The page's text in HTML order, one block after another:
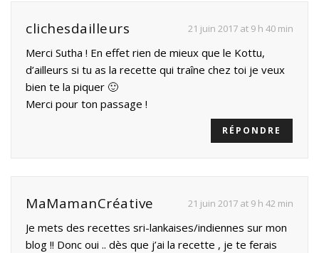
clichesdailleurs 21 juin 2017 at 9 h 40 min
Merci Sutha ! En effet rien de mieux que le Kottu,
d’ailleurs si tu as la recette qui traîne chez toi je veux
bien te la piquer 🙂
Merci pour ton passage !
RÉPONDRE
MaMamanCréative 21 juin 2017 at 9 h 42 min
Je mets des recettes sri-lankaises/indiennes sur mon
blog !! Donc oui .. dès que j’ai la recette , je te ferais